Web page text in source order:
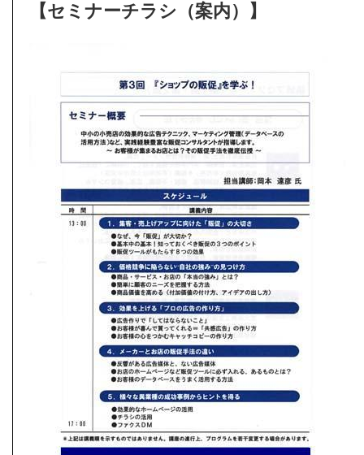
【セミナーチラシ（案内）】